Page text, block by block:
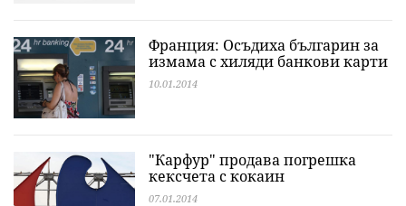
Франция: Oсъдиха българин за
измама с хиляди банкови карти
10.01.2014
"Карфур" продава погрешка
кексчета с кокаин
07.01.2014